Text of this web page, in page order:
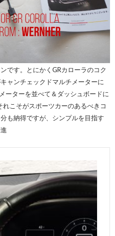
です。とにかくGRカローラのコク
ャンチェックドマルチメーターに
ーターを並べて＆ダッシュボードに
こそがスポーツカーのあるべきコ
も納得ですが、シンプルを目指す